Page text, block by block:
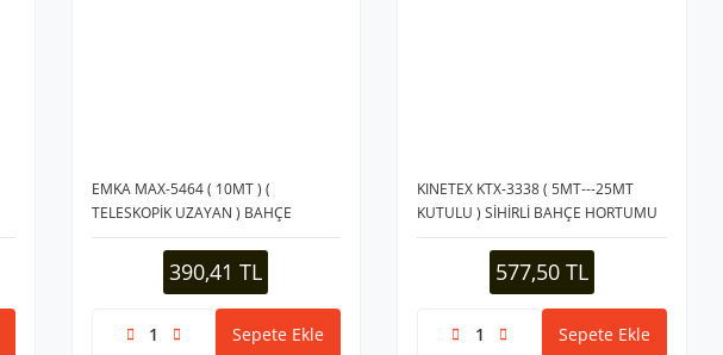
EMKA MAX-5464 ( 10MT ) (
TELESKOPİK UZAYAN ) BAHÇE
HORTUMU ( 7 FONKSİYON AYARLI
TETİKLİ TABANCA )*36
390,41 TL
Sepete Ekle
KINETEX KTX-3338 ( 5MT---25MT
KUTULU ) SİHİRLİ BAHÇE HORTUMU
50FT*16
577,50 TL
Sepete Ekle